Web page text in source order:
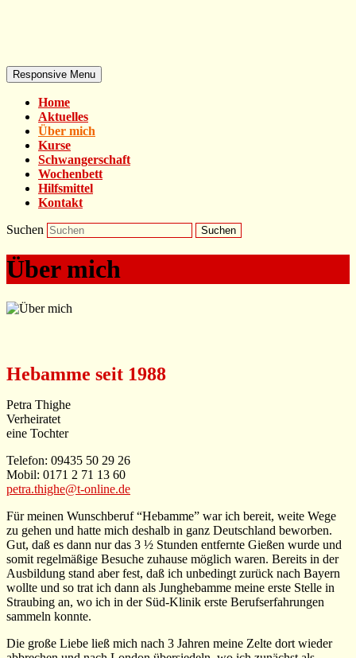
Responsive Menu
Home
Aktuelles
Über mich
Kurse
Schwangerschaft
Wochenbett
Hilfsmittel
Kontakt
Suchen
Über mich
Hebamme seit 1988
Petra Thighe
Verheiratet
eine Tochter
Telefon: 09435 50 29 26
Mobil: 0171 2 71 13 60
petra.thighe@t-online.de
Für meinen Wunschberuf “Hebamme” war ich bereit, weite Wege
zu gehen und hatte mich deshalb in ganz Deutschland beworben.
Gut, daß es dann nur das 3 ½ Stunden entfernte Gießen wurde und
somit regelmäßige Besuche zuhause möglich waren. Bereits in der
Ausbildung stand aber fest, daß ich unbedingt zurück nach Bayern
wollte und so trat ich dann als Junghebamme meine erste Stelle in
Straubing an, wo ich in der Süd-Klinik erste Berufserfahrungen
sammeln konnte.
Die große Liebe ließ mich nach 3 Jahren meine Zelte dort wieder